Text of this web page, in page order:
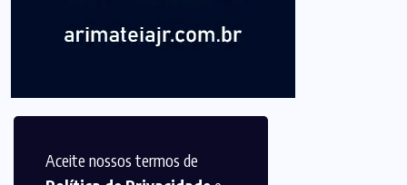
Aceite nossos termos de